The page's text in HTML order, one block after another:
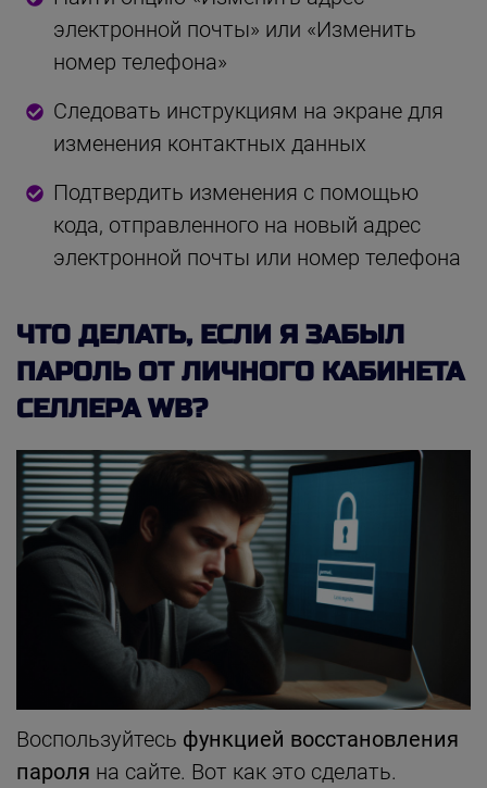
электронной почты» или «Изменить
номер телефона»
Следовать инструкциям на экране для
изменения контактных данных
Подтвердить изменения с помощью
кода, отправленного на новый адрес
электронной почты или номер телефона
ЧТО ДЕЛАТЬ, ЕСЛИ Я ЗАБЫЛ
ПАРОЛЬ ОТ ЛИЧНОГО КАБИНЕТА
СЕЛЛЕРА WB?
Воспользуйтесь функцией восстановления
пароля на сайте. Вот как это сделать.